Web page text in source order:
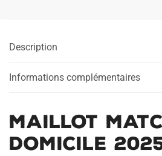
Description
Informations complémentaires
Maillot
Domicile